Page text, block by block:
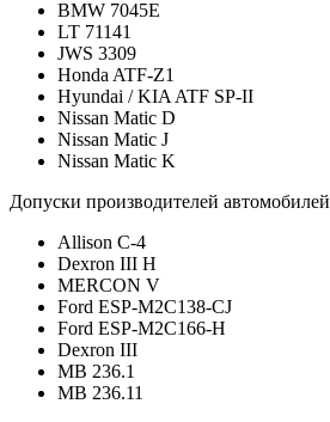
BMW 7045E
LT 71141
JWS 3309
Honda ATF-Z1
Hyundai / KIA ATF SP-II
Nissan Matic D
Nissan Matic J
Nissan Matic K
Допуски производителей автомобилей
Allison C-4
Dexron III H
MERCON V
Ford ESP-M2C138-CJ
Ford ESP-M2C166-H
Dexron III
MB 236.1
MB 236.11